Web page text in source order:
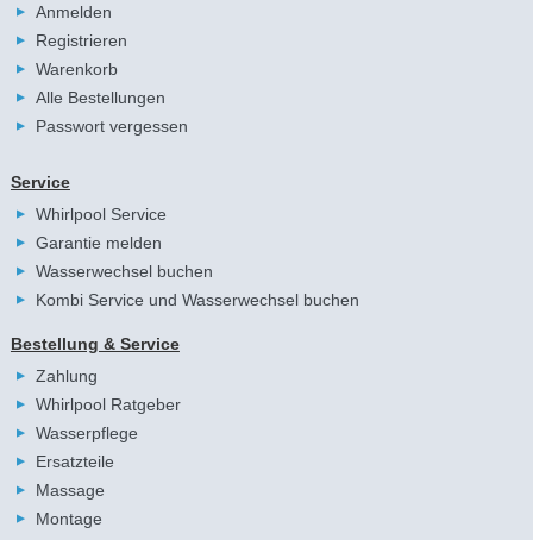
Anmelden
Registrieren
Warenkorb
Alle Bestellungen
Passwort vergessen
Service
Whirlpool Service
Garantie melden
Wasserwechsel buchen
Kombi Service und Wasserwechsel buchen
Bestellung & Service
Zahlung
Whirlpool Ratgeber
Wasserpflege
Ersatzteile
Massage
Montage